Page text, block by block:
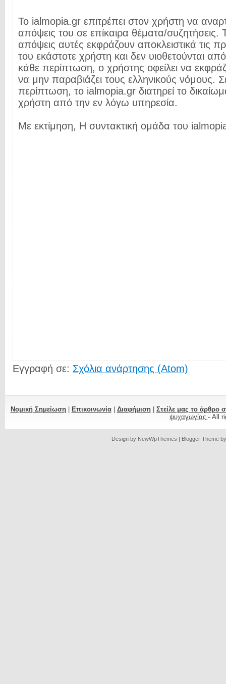
Το ialmopia.gr επιτρέπει στον χρήστη να
απόψεις του σε επίκαιρα θέματα/συζητήσεις.
απόψεις αυτές εκφράζουν αποκλειστικά τις
του εκάστοτε χρήστη και δεν υιοθετούνται
κάθε περίπτωση, ο χρήστης οφείλει να
να μην παραβιάζει τους ελληνικούς νόμους.
περίπτωση, το ialmopia.gr διατηρεί το
χρήστη από την εν λόγω υπηρεσία.
Με εκτίμηση, Η συντακτική ομάδα του
Εγγραφή σε: Σχόλια ανάρτησης (Atom)
Νομική Σημείωση| Επικοινωνία| Διαφήμιση| Στείλε μας το άρθρο
ψυχαγωγίας - All
Design by NewWpThemes | Blogger Theme